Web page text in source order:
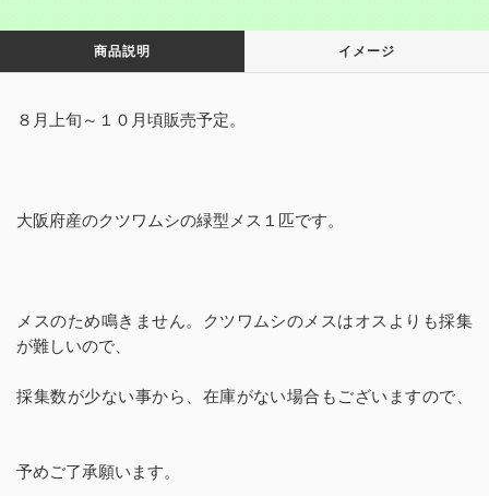
商品説明 イメージ
８月上旬～１０月頃販売予定。
大阪府産のクツワムシの緑型メス１匹です。
メスのため鳴きません。クツワムシのメスはオスよりも採集
が難しいので、
採集数が少ない事から、在庫がない場合もございますので、
予めご了承願います。